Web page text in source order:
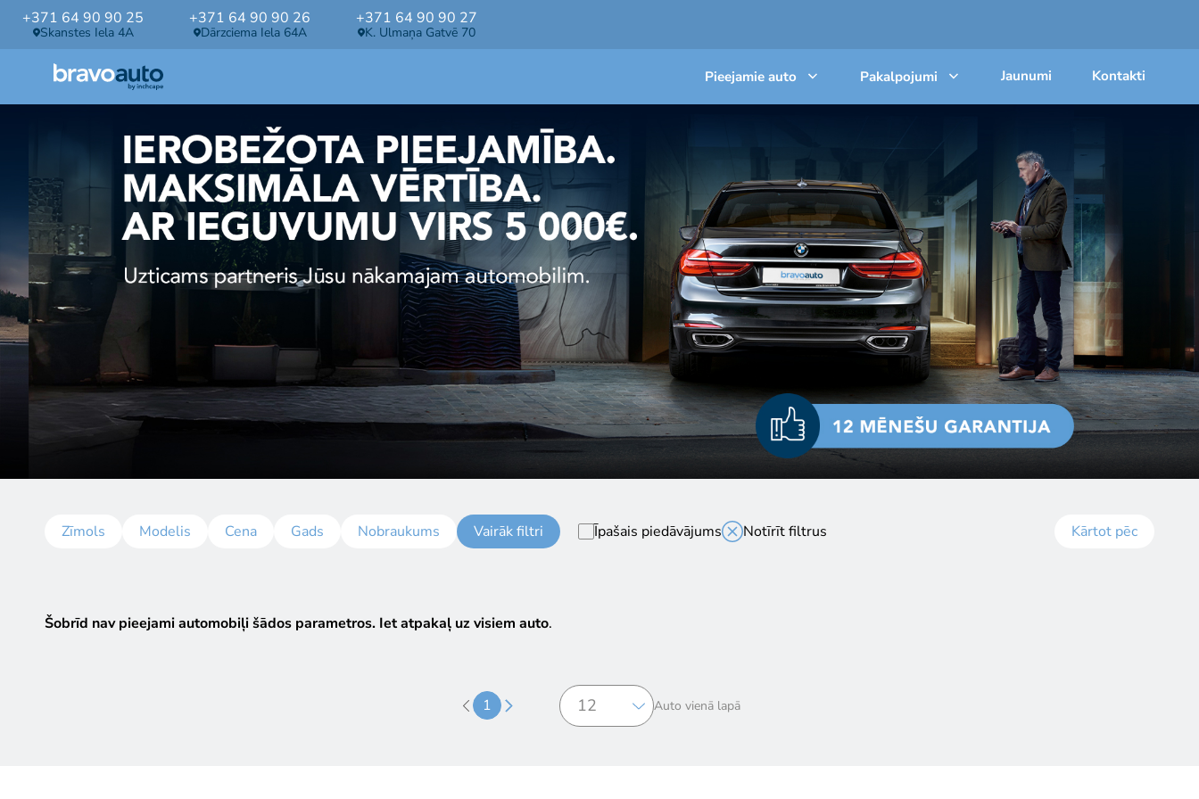
+371 64 90 90 25
Skanstes Iela 4A
+371 64 90 90 26
Dārzciema Iela 64A
+371 64 90 90 27
K. Ulmaņa Gatvē 70
Pieejamie auto Pakalpojumi Jaunumi Kontakti
Zīmols Modelis Cena Gads Nobraukums Vairāk filtri Īpašais piedāvājums Notīrīt filtrus Kārtot pēc
Šobrīd nav pieejami automobiļi šādos parametros. Iet atpakaļ uz visiem auto.
1 Auto vienā lapā